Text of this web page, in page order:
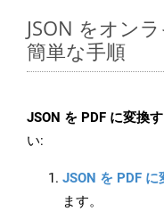
JSON をオン
簡単な手順
JSON を PDF に変換
い:
JSON を PDF に
ます。